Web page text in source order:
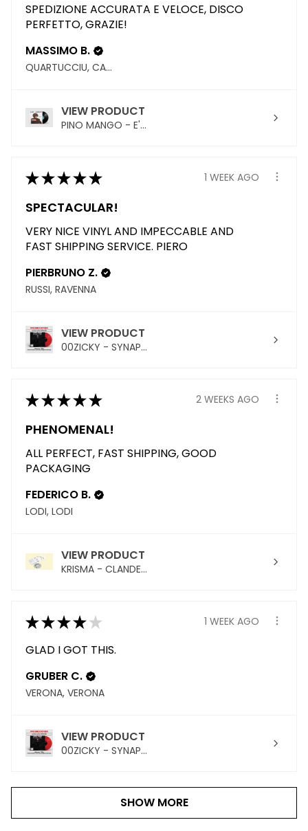
SPEDIZIONE ACCURATA E VELOCE, DISCO
PERFETTO, GRAZIE!
MASSIMO B.
QUARTUCCIU, CAGLIARI
VIEW PRODUCT
PINO MANGO - E'...
★★★★★ 1 WEEK AGO
SPECTACULAR!
VERY NICE VINYL AND IMPECCABLE AND
FAST SHIPPING SERVICE. PIERO
PIERBRUNO Z.
RUSSI, RAVENNA
VIEW PRODUCT
00ZICKY - SYNAP...
★★★★★ 2 WEEKS AGO
PHENOMENAL!
ALL PERFECT, FAST SHIPPING, GOOD
PACKAGING
FEDERICO B.
LODI, LODI
VIEW PRODUCT
KRISMA - CLANDE...
★★★★ ★ 1 WEEK AGO
GLAD I GOT THIS.
GRUBER C.
VERONA, VERONA
VIEW PRODUCT
00ZICKY - SYNAP...
SHOW MORE